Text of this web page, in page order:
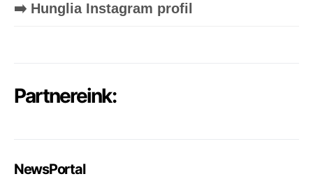
➡️ Hunglia Instagram profil
Partnereink:
NewsPortal